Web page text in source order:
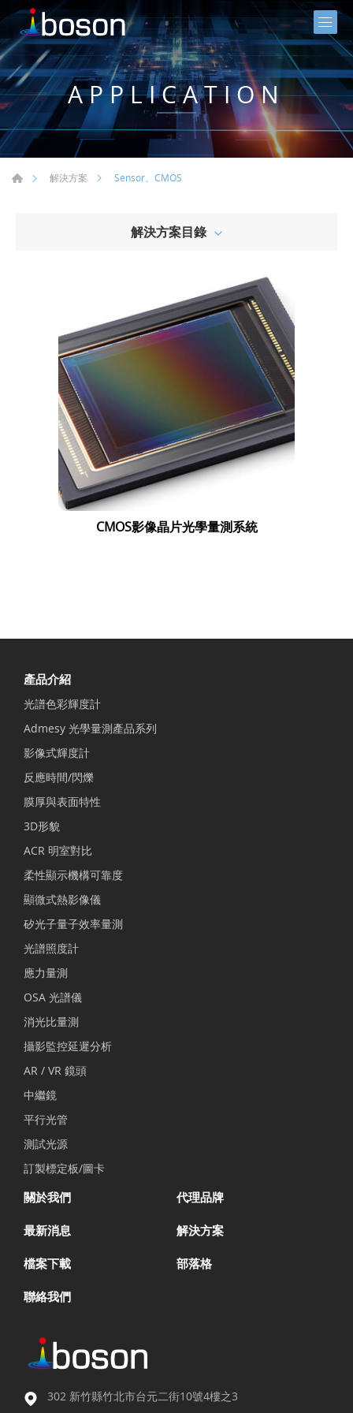
APPLICATION
解決方案 Sensor、CMOS
解決方案目錄
CMOS影像晶片光學量測系統
產品介紹
光譜色彩輝度計
Admesy 光學量測產品系列
影像式輝度計
反應時間/閃爍
膜厚與表面特性
3D形貌
ACR 明室對比
柔性顯示機構可靠度
顯微式熱影像儀
矽光子量子效率量測
光譜照度計
應力量測
OSA 光譜儀
消光比量測
攝影監控延遲分析
AR / VR 鏡頭
中繼鏡
平行光管
測試光源
訂製標定板/圖卡
關於我們 代理品牌
最新消息 解決方案
檔案下載 部落格
聯絡我們
302 新竹縣竹北市台元二街10號4樓之3